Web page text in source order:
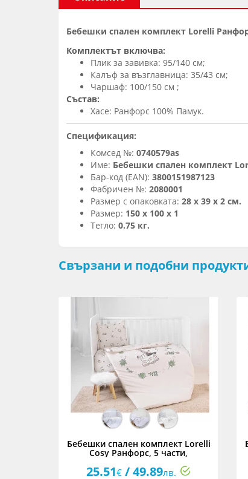
Бебешки спален комплект Lorelli
Комплектът включва:
Плик за завивка: 95/140 см;
Калъф за възглавница: 35/43 см;
Чаршаф: 100/150 см ;
Състав:
Хасе: Ранфорс 100% Памук.
Спецификация:
Комсед №: 0740579as
Име: Бебешки спален комплект
Бар-код (EAN): 3800151987123
Фабричен №: 2080001
Размер с опаковката: 28 х 39 х 2 см.
Размер: 150 х 100 х 1
Тегло: 0.75 кг.
Свързани и подобни
Бебешки спален комплект Lorelli
Cosy Ранфорс, 5 части,
25.51€ / 49.89лв.